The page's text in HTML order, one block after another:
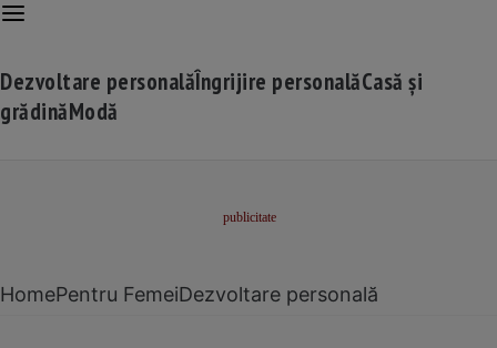
Dezvoltare personalăÎngrijire personalăCasă și
grădinăModă
HomePentru FemeiDezvoltare personală